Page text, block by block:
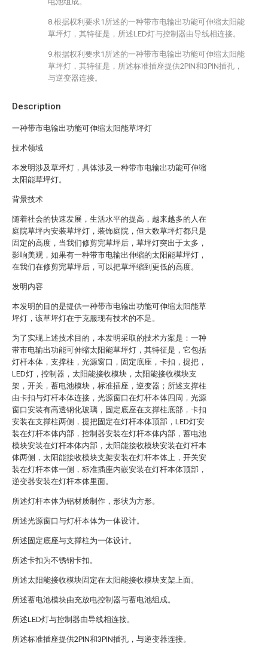
Description
一种带市电输出功能可伸缩太阳能草坪灯
技术领域
本发明涉及草坪灯，具体涉及一种带市电输出功能可伸缩
太阳能草坪灯。
背景技术
随着社会的快速发展，生活水平的提高，越来越多的人在
庭院草坪内安装草坪灯，装饰庭院，但大数草坪灯都只是
固定的高度，当我们修剪完草坪后，草坪灯突出于太多，
影响美观，如果有一种带市电输出伸缩的太阳能草坪灯，
在我们在修剪完草坪后，可以把草坪缩到更低的高度。
发明内容
本发明的目的是提供一种带市电输出功能可伸缩太阳能草
坪灯，该草坪灯在于克服现有技术的不足。
为了实现上述技术目的，本发明采取的技术方案是：一种
带市电输出功能可伸缩太阳能草坪灯，其特征是，它包括
灯杆本体，支撑柱，光源窗口，固定底座，卡扣，提把，
LED灯，控制器，太阳能接收模块，太阳能接收模块支
架，开关，蓄电池模块，标准插座，逆变器；所述支撑柱
由卡扣与灯杆本体连接，光源窗口在灯杆本体四周，光源
窗口安装有高透钢化玻璃，固定底座在支撑柱底部，卡扣
安装在支撑柱两侧，提把固定在灯杆本体顶部，LED灯安
装在灯杆本体内部，控制器安装在灯杆本体内部，蓄电池
模块安装在灯杆本体内部，太阳能接收模块安装在灯杆本
体两侧，太阳能接收模块支架安装在灯杆本体上，开关安
装在灯杆本体一侧，标准插座内嵌安装在灯杆本体顶部，
逆变器安装在灯杆本体里面。
所述灯杆本体为铝材质制作，形状为方形。
所述光源窗口与灯杆本体为一体设计。
所述固定底座与支撑柱为一体设计。
所述卡扣为不锈钢卡扣。
所述太阳能接收模块固定在太阳能接收模块支架上面。
所述蓄电池模块由充放电控制器与蓄电池组成。
所述LED灯与控制器由导线相连接。
所述标准插座提供2PIN和3PIN插孔，与逆变器连接。
8.根据权利要求1所述的一种带市电输出功能可伸缩太阳能
草坪灯，其特征是，所述LED灯与控制器由导线相连接。
9.根据权利要求1所述的一种带市电输出功能可伸缩太阳能
草坪灯，其特征是，所述标准插座提供2PIN和3PIN插孔，
与逆变器连接。